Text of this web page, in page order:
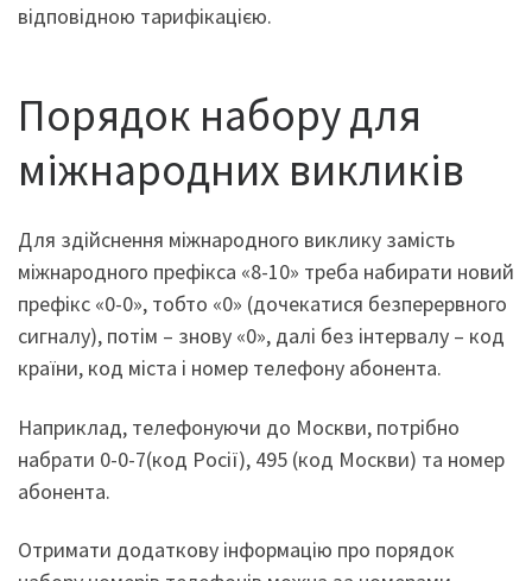
відповідною тарифікацією.
Порядок набору для
міжнародних викликів
Для здійснення міжнародного виклику замість
міжнародного префікса «8-10» треба набирати новий
префікс «0-0», тобто «0» (дочекатися безперервного
сигналу), потім – знову «0», далі без інтервалу – код
країни, код міста і номер телефону абонента.
Наприклад, телефонуючи до Москви, потрібно
набрати 0-0-7(код Росії), 495 (код Москви) та номер
абонента.
Отримати додаткову інформацію про порядок